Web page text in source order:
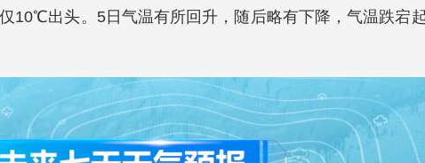
10℃出头。5日气温有所回升，随后略有下降，气温跌宕